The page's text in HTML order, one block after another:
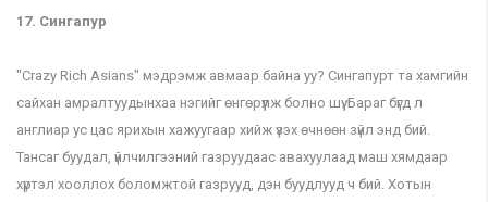
17. Сингапур
"Crazy Rich Asians" мэдрэмж авмаар байна уу? Сингапурт та хамгийн
сайхан амралтуудынхаа нэгийг өнгөрүүлж болно шүү. Бараг бүгд л
англиар ус цас ярихын хажуугаар хийж үзэх өчнөөн зүйл энд бий.
Тансаг буудал, үйлчилгээний газруудаас авахуулаад маш хямдаар
хүртэл хооллох боломжтой газрууд, дэн буудлууд ч бий. Хотын